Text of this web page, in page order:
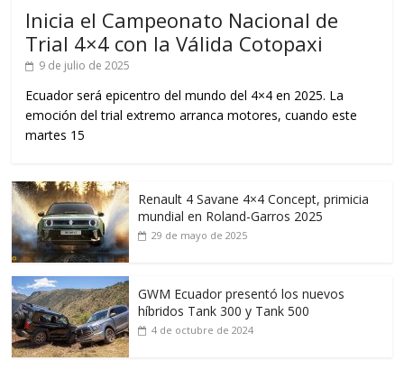
Inicia el Campeonato Nacional de
Trial 4×4 con la Válida Cotopaxi
9 de julio de 2025
Ecuador será epicentro del mundo del 4×4 en 2025. La
emoción del trial extremo arranca motores, cuando este
martes 15
Renault 4 Savane 4×4 Concept, primicia
mundial en Roland-Garros 2025
29 de mayo de 2025
GWM Ecuador presentó los nuevos
híbridos Tank 300 y Tank 500
4 de octubre de 2024